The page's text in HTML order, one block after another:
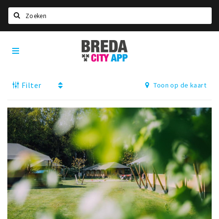
Home
Deals
Nieuws, interviews & blogs
Eten
Drinken
Slapen
Recreatief
Winkels
Breda
City
App
Filter Toon op de kaart